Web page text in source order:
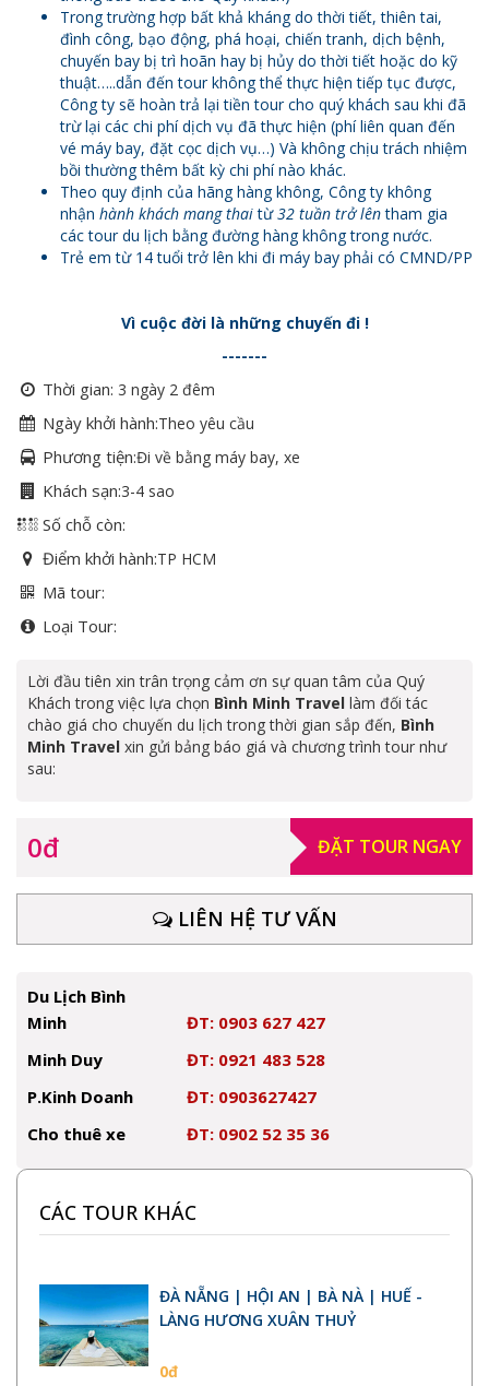
Trong trường hợp bất khả kháng do thời tiết, thiên tai,
đình công, bạo động, phá hoại, chiến tranh, dịch bệnh,
chuyến bay bị trì hoãn hay bị hủy do thời tiết hoặc do kỹ
thuật…..dẫn đến tour không thể thực hiện tiếp tục được,
Công ty sẽ hoàn trả lại tiền tour cho quý khách sau khi đã
trừ lại các chi phí dịch vụ đã thực hiện (phí liên quan đến
vé máy bay, đặt cọc dịch vụ…) Và không chịu trách nhiệm
bồi thường thêm bất kỳ chi phí nào khác.
Theo quy định của hãng hàng không, Công ty không
nhận hành khách mang thaitừ32 tuần trở lêntham gia
các tour du lịch bằng đường hàng không trong nước.
Trẻ em từ 14 tuổi trở lên khi đi máy bay phải có CMND/PP
Vì cuộc đời là những chuyến đi !
-------
Thời gian: 3 ngày 2 đêm
Ngày khởi hành:Theo yêu cầu
Phương tiện:Đi về bằng máy bay, xe
Khách sạn:3-4 sao
Số chỗ còn:
Điểm khởi hành:TP HCM
Mã tour:
Loại Tour:
Lời đầu tiên xin trân trọng cảm ơn sự quan tâm của Quý
Khách trong việc lựa chọn Bình Minh Travel làm đối tác
chào giá cho chuyến du lịch trong thời gian sắp đến, Bình
Minh Travel xin gửi bảng báo giá và chương trình tour như
sau:
0đ ĐẶT TOUR NGAY
LIÊN HỆ TƯ VẤN
Du Lịch Bình
Minh
ĐT: 0903 627 427
Minh Duy
ĐT: 0921 483 528
P.Kinh Doanh
ĐT: 0903627427
Cho thuê xe
ĐT: 0902 52 35 36
CÁC TOUR KHÁC
ĐÀ NẴNG | HỘI AN | BÀ NÀ | HUẾ -
LÀNG HƯƠNG XUÂN THUỶ
0đ